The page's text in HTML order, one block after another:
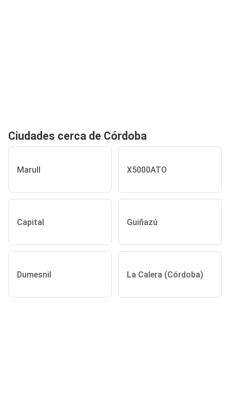
Ciudades cerca de Córdoba
Marull X5000ATO
Capital Guiñazú
Dumesnil La Calera (Córdoba)